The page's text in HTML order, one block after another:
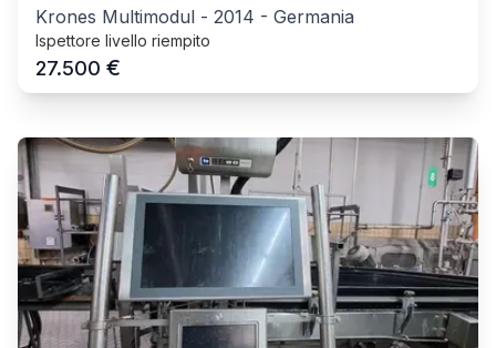
Krones Multimodul - 2014 - Germania
Ispettore livello riempito
27.500 €